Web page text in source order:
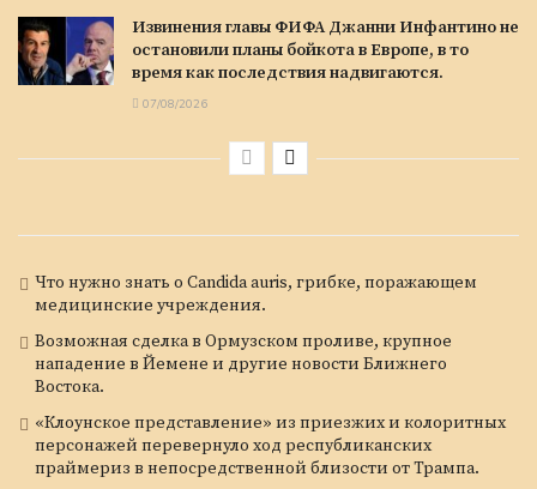
Извинения главы ФИФА Джанни Инфантино не
остановили планы бойкота в Европе, в то
время как последствия надвигаются.
07/08/2026
Что нужно знать о Candida auris, грибке, поражающем
медицинские учреждения.
Возможная сделка в Ормузском проливе, крупное
нападение в Йемене и другие новости Ближнего
Востока.
«Клоунское представление» из приезжих и колоритных
персонажей перевернуло ход республиканских
праймериз в непосредственной близости от Трампа.